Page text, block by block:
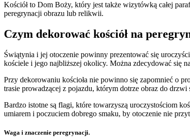
Kościół to Dom Boży, który jest także wizytówką całej
peregrynacji obrazu lub relikwii.
Czym dekorować kościół na
Świątynia i jej otoczenie powinny prezentować się
kościele i jego najbliższej okolicy. Można zdecydować się
Przy dekorowaniu kościoła nie powinno się zapomnieć o
trasie prowadzącej z pojazdu, którym dotrze obraz do drzwi
Bardzo istotne są flagi, które towarzyszą uroczystościom
umiarem i poczuciem dobrego smaku, by otoczenie nie
Waga i znaczenie peregrynacji.